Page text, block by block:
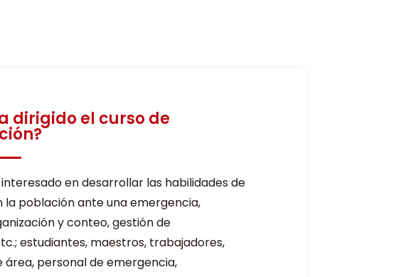
dirigido el curso de
en desarrollar las habilidades de
población ante una emergencia,
y conteo, gestión de
estudiantes, maestros, trabajadores,
área, personal de emergencia,